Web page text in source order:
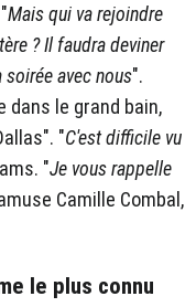
Mais qui va rejoindre
? Il faudra deviner
avec nous".
dans le grand bain,
"C'est difficile vu
"Je vous rappelle
Camille Combal,
le plus connu